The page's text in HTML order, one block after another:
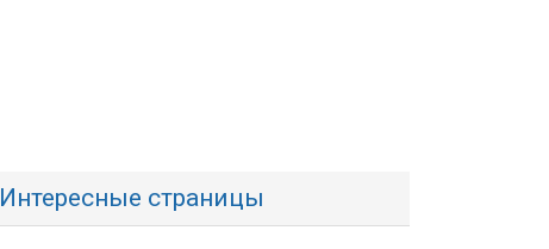
Интересные страницы